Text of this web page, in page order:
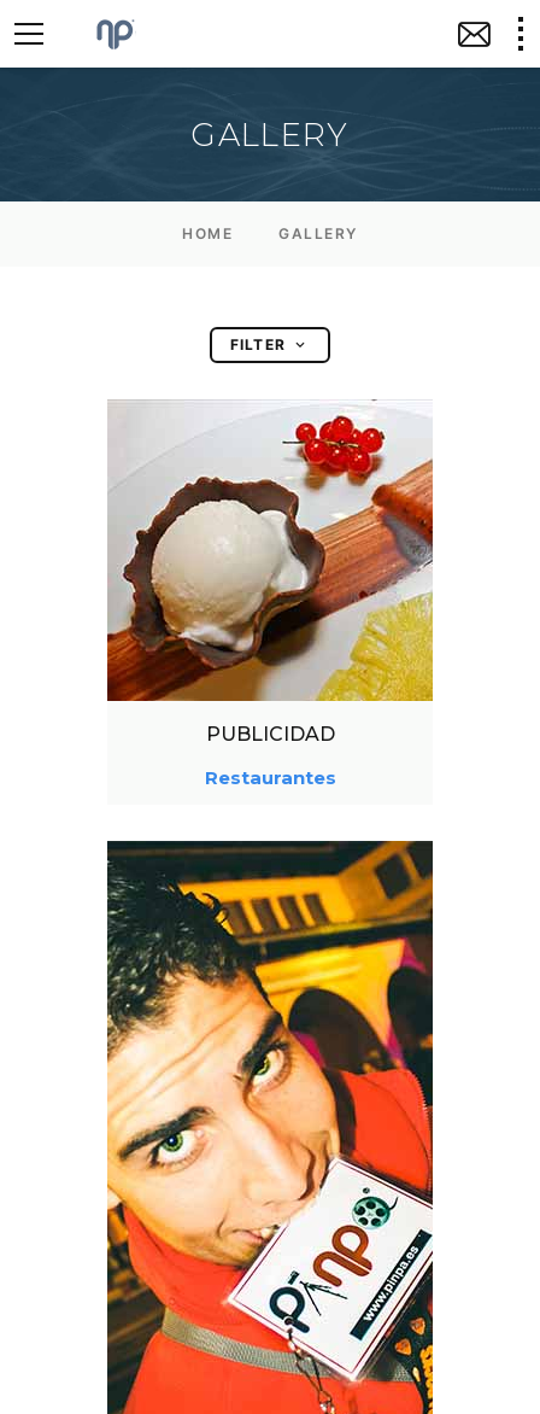
GALLERY
HOME GALLERY
FILTER
PUBLICIDAD
Restaurantes